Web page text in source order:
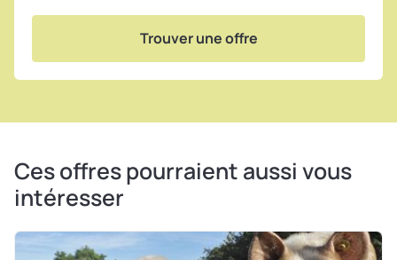
Trouver une offre
Ces offres pourraient aussi vous
intéresser